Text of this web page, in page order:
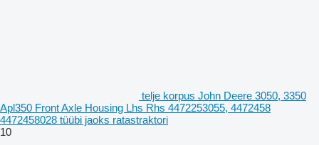
telje korpus John Deere 3050, 3350
Apl350 Front Axle Housing Lhs Rhs 4472253055, 4472458
4472458028 tüübi jaoks ratastraktori
10